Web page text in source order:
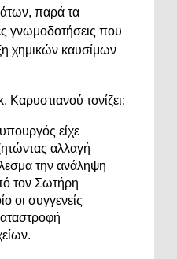
παρά τα
γνωμοδοτήσεις που
χημικών καυσίμων
Καρυστιανού τονίζει:
είχε
αλλαγή
την ανάληψη
τον Σωτήρη
οι συγγενείς